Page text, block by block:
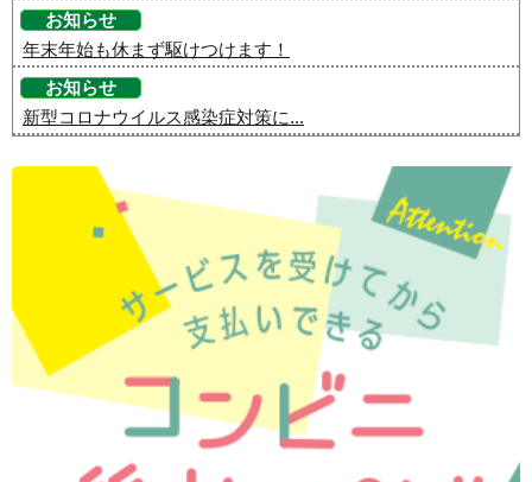
お知らせ
年末年始も休まず駆けつけます！
お知らせ
新型コロナウイルス感染症対策に...